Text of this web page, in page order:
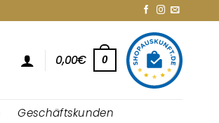
0,00€ 0
Geschäftskunden